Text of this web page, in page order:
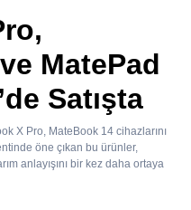
MatePad
Satışta
X Pro, MateBook 14 cihazlarını
öne çıkan bu ürünler,
anlayışını bir kez daha ortaya